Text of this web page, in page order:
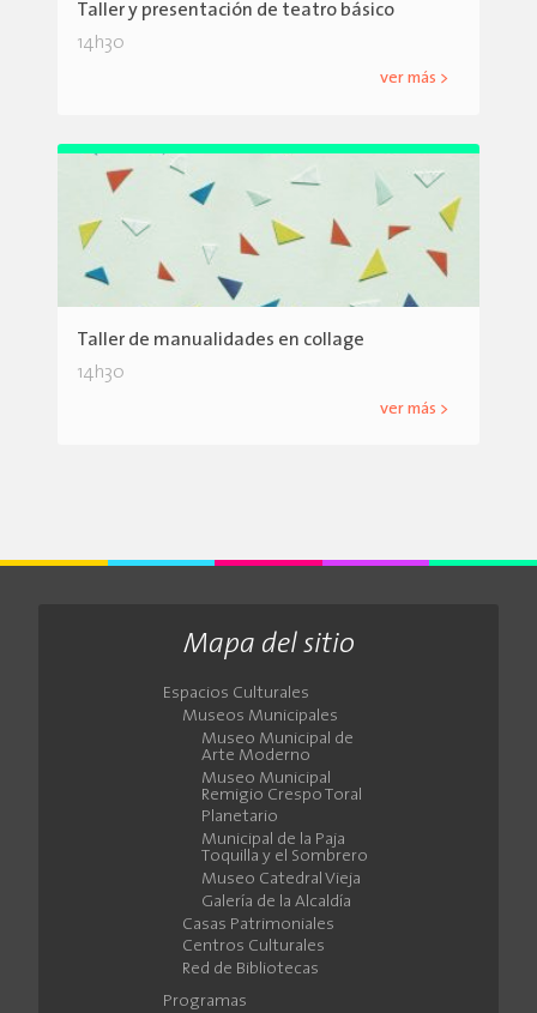
Taller y presentación de teatro básico
14h30
ver más >
Taller de manualidades en collage
14h30
ver más >
Mapa del sitio
Espacios Culturales
Museos Municipales
Museo Municipal de
Arte Moderno
Museo Municipal
Remigio Crespo Toral
Planetario
Municipal de la Paja
Toquilla y el Sombrero
Museo Catedral Vieja
Galería de la Alcaldía
Casas Patrimoniales
Centros Culturales
Red de Bibliotecas
Programas